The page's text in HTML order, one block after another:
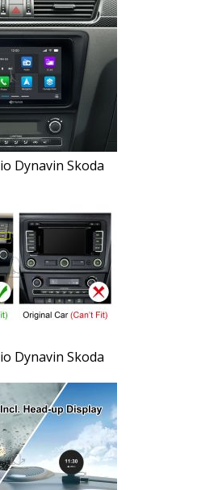
Dynavin Skoda
Dynavin Skoda